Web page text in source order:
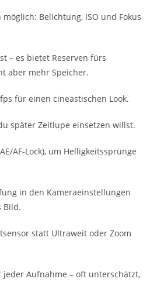
Belichtung, ISO und Fokus
– es bietet Reserven fürs
aber mehr Speicher.
für einen cineastischen Look.
später Zeitlupe einsetzen willst.
AF-Lock), um Helligkeitssprünge
in den Kameraeinstellungen
Bild.
statt Ultraweit oder Zoom
jeder Aufnahme – oft unterschätzt,